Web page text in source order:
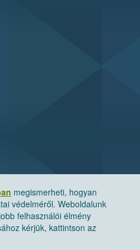
megismerheti, hogyan
védelméről. Weboldalunk
felhasználói élmény
kérjük, kattintson az